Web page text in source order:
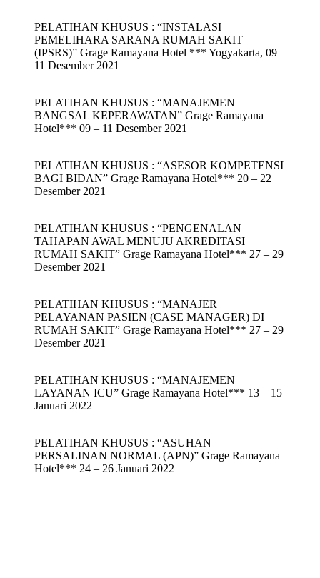
PELATIHAN KHUSUS : “INSTALASI
PEMELIHARA SARANA RUMAH SAKIT
(IPSRS)” Grage Ramayana Hotel *** Yogyakarta, 09 –
11 Desember 2021
PELATIHAN KHUSUS : “MANAJEMEN
BANGSAL KEPERAWATAN” Grage Ramayana
Hotel*** 09 – 11 Desember 2021
PELATIHAN KHUSUS : “ASESOR KOMPETENSI
BAGI BIDAN” Grage Ramayana Hotel*** 20 – 22
Desember 2021
PELATIHAN KHUSUS : “PENGENALAN
TAHAPAN AWAL MENUJU AKREDITASI
RUMAH SAKIT” Grage Ramayana Hotel*** 27 – 29
Desember 2021
PELATIHAN KHUSUS : “MANAJER
PELAYANAN PASIEN (CASE MANAGER) DI
RUMAH SAKIT” Grage Ramayana Hotel*** 27 – 29
Desember 2021
PELATIHAN KHUSUS : “MANAJEMEN
LAYANAN ICU” Grage Ramayana Hotel*** 13 – 15
Januari 2022
PELATIHAN KHUSUS : “ASUHAN
PERSALINAN NORMAL (APN)” Grage Ramayana
Hotel*** 24 – 26 Januari 2022